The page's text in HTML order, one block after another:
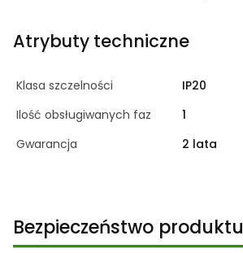
Atrybuty techniczne
Klasa szczelności
IP20
Ilość obsługiwanych faz
1
Gwarancja
2 lata
Bezpieczeństwo produktu